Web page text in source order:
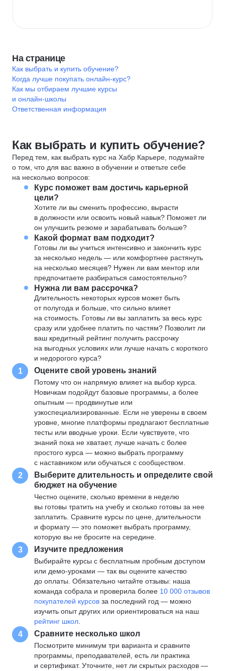
На странице
Как выбрать и купить обучение?
Когда лучше покупать онлайн-курс?
Как мы отбираем лучшие курсы
и онлайн-школы
Ответственная информация
Как выбрать и купить обучение?
Перед тем, как выбрать курс на Хабр Карьере, подумайте
о том, что для вас важно в обучении и ответьте себе
на несколько вопросов:
Курс поможет вам достичь карьерной
цели?
Хотите ли вы сменить профессию, вырасти
в должности или освоить новый навык? Поможет ли
он улучшить резюме и зарабатывать больше?
Какой формат вам подходит?
Готовы ли вы учиться интенсивно и закончить курс
за несколько недель — или комфортнее растянуть
на несколько месяцев? Нужен ли вам ментор или
предпочитаете разбираться самостоятельно?
Нужна ли вам рассрочка?
Длительность некоторых курсов может быть
от полугода и больше, что сильно влияет
на стоимость. Готовы ли вы заплатить за весь курс
сразу или удобнее платить по частям? Позволит ли
ваш кредитный рейтинг получить рассрочку
на выгодных условиях или лучше начать с короткого
и недорогого курса?
1 Оцените свой уровень знаний
Потому что он напрямую влияет на выбор курса.
Новичкам подойдут базовые программы, а более
опытным — продвинутые или
узкоспециализированные. Если не уверены в своем
уровне, многие платформы предлагают бесплатные
тесты или вводные уроки. Если чувствуете, что
знаний пока не хватает, лучше начать с более
простого курса — можно выбрать программу
с наставником или обучаться с сообществом.
2
Выберите длительность и определите свой
бюджет на обучение
Честно оцените, сколько времени в неделю
вы готовы тратить на учебу и сколько готовы за нее
заплатить. Сравните курсы по цене, длительности
и формату — это поможет выбрать программу,
которую вы не бросите на середине.
3 Изучите предложения
Выбирайте курсы с бесплатным пробным доступом
или демо-уроками — так вы оцените качество
до оплаты. Обязательно читайте отзывы: наша
команда собрала и проверила более 10 000 отзывов
покупателей курсов за последний год — можно
изучить опыт других или ориентироваться на наш
рейтинг школ
4 Сравните несколько школ
Посмотрите минимум три варианта и сравните
программы, преподавателей, есть ли практика
и сертификат. Уточните, нет ли скрытых расходов —